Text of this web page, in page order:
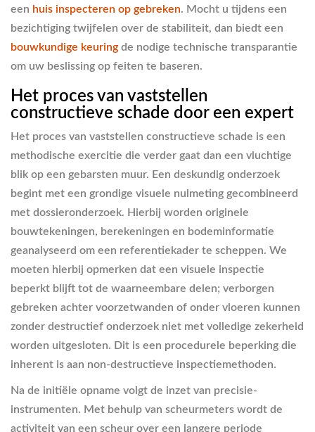
een huis inspecteren op gebreken. Mocht u tijdens een
bezichtiging twijfelen over de stabiliteit, dan biedt een
bouwkundige keuring de nodige technische transparantie
om uw beslissing op feiten te baseren.
Het proces van vaststellen
constructieve schade door een expert
Het proces van vaststellen constructieve schade is een
methodische exercitie die verder gaat dan een vluchtige
blik op een gebarsten muur. Een deskundig onderzoek
begint met een grondige visuele nulmeting gecombineerd
met dossieronderzoek. Hierbij worden originele
bouwtekeningen, berekeningen en bodeminformatie
geanalyseerd om een referentiekader te scheppen. We
moeten hierbij opmerken dat een visuele inspectie
beperkt blijft tot de waarneembare delen; verborgen
gebreken achter voorzetwanden of onder vloeren kunnen
zonder destructief onderzoek niet met volledige zekerheid
worden uitgesloten. Dit is een procedurele beperking die
inherent is aan non-destructieve inspectiemethoden.
Na de initiële opname volgt de inzet van precisie-
instrumenten. Met behulp van scheurmeters wordt de
activiteit van een scheur over een langere periode